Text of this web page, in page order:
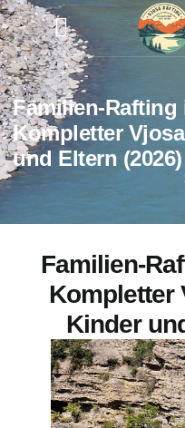
Familien-Rafting
Kompletter
und Eltern (2026)
Familien-
Kompletter
Kinder